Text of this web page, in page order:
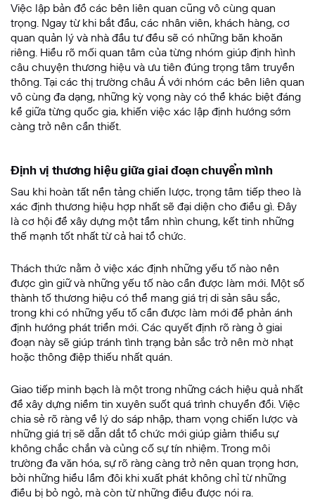
Việc lập bản đồ các bên liên quan cũng vô cùng quan
trọng. Ngay từ khi bắt đầu, các nhân viên, khách hàng, cơ
quan quản lý và nhà đầu tư đều sẽ có những băn khoăn
riêng. Hiểu rõ mối quan tâm của từng nhóm giúp định hình
câu chuyện thương hiệu và ưu tiên đúng trọng tâm truyền
thông. Tại các thị trường châu Á với nhóm các bên liên quan
vô cùng đa dạng, những kỳ vọng này có thể khác biệt đáng
kể giữa từng quốc gia, khiến việc xác lập định hướng sớm
càng trở nên cần thiết.
Định vị thương hiệu giữa giai đoạn chuyển mình
Sau khi hoàn tất nền tảng chiến lược, trọng tâm tiếp theo là
xác định thương hiệu hợp nhất sẽ đại diện cho điều gì. Đây
là cơ hội để xây dựng một tầm nhìn chung, kết tinh những
thế mạnh tốt nhất từ cả hai tổ chức.
Thách thức nằm ở việc xác định những yếu tố nào nên
được gìn giữ và những yếu tố nào cần được làm mới. Một số
thành tố thương hiệu có thể mang giá trị di sản sâu sắc,
trong khi có những yếu tố cần được làm mới để phản ánh
định hướng phát triển mới. Các quyết định rõ ràng ở giai
đoạn này sẽ giúp tránh tình trạng bản sắc trở nên mờ nhạt
hoặc thông điệp thiếu nhất quán.
Giao tiếp minh bạch là một trong những cách hiệu quả nhất
để xây dựng niềm tin xuyên suốt quá trình chuyển đổi. Việc
chia sẻ rõ ràng về lý do sáp nhập, tham vọng chiến lược và
những giá trị sẽ dẫn dắt tổ chức mới giúp giảm thiểu sự
không chắc chắn và củng cố sự tín nhiệm. Trong môi
trường đa văn hóa, sự rõ ràng càng trở nên quan trọng hơn,
bởi những hiểu lầm đôi khi xuất phát không chỉ từ những
điều bị bỏ ngỏ, mà còn từ những điều được nói ra.